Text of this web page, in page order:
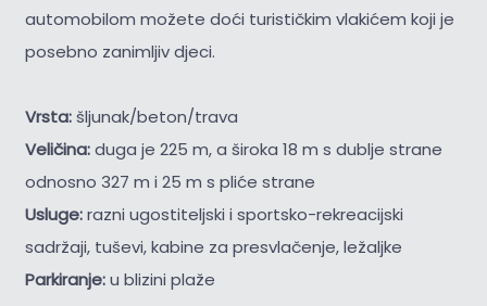
automobilom možete doći turističkim vlakićem koji je
posebno zanimljiv djeci.
Vrsta:šljunak/beton/trava
Veličina:duga je 225 m, a široka 18 m s dublje strane
odnosno 327 m i 25 m s pliće strane
Usluge:razni ugostiteljski i sportsko-rekreacijski
sadržaji, tuševi, kabine za presvlačenje, ležaljke
Parkiranje:u blizini plaže